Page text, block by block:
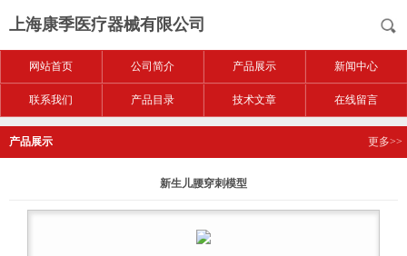
上海康季医疗器械有限公司
网站首页 公司简介 产品展示 新闻中心
联系我们 产品目录 技术文章 在线留言
产品展示 更多>>
新生儿腰穿刺模型